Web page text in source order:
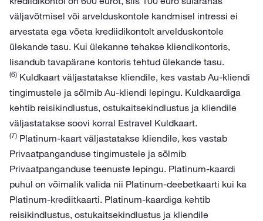
väljavõtmisel või arvelduskontole kandmisel intressi ei
arvestata ega võeta krediidikontolt arvelduskontole
ülekande tasu. Kui ülekanne tehakse kliendikontoris,
lisandub tavapärane kontoris tehtud ülekande tasu.
(6) Kuldkaart väljastatakse kliendile, kes vastab Au-kliendi
tingimustele ja sõlmib Au-kliendi lepingu. Kuldkaardiga
kehtib reisikindlustus, ostukaitsekindlustus ja kliendile
väljastatakse soovi korral Estravel Kuldkaart.
(7) Platinum-kaart väljastatakse kliendile, kes vastab
Privaatpanganduse tingimustele ja sõlmib
Privaatpanganduse teenuste lepingu. Platinum-kaardi
puhul on võimalik valida nii Platinum-deebetkaarti kui ka
Platinum-krediitkaarti. Platinum-kaardiga kehtib
reisikindlustus, ostukaitsekindlustus ja kliendile